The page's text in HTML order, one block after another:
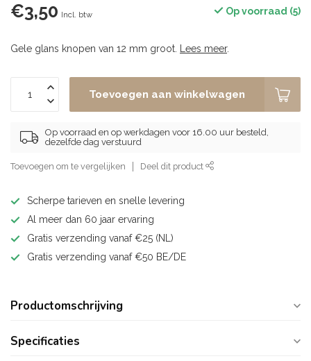
€3,50 Incl. btw Op voorraad (5)
Gele glans knopen van 12 mm groot. Lees meer.
Toevoegen aan winkelwagen
Op voorraad en op werkdagen voor 16.00 uur besteld,
dezelfde dag verstuurd
Toevoegen om te vergelijken Deel dit product
Scherpe tarieven en snelle levering
Al meer dan 60 jaar ervaring
Gratis verzending vanaf €25 (NL)
Gratis verzending vanaf €50 BE/DE
Productomschrijving
Specificaties